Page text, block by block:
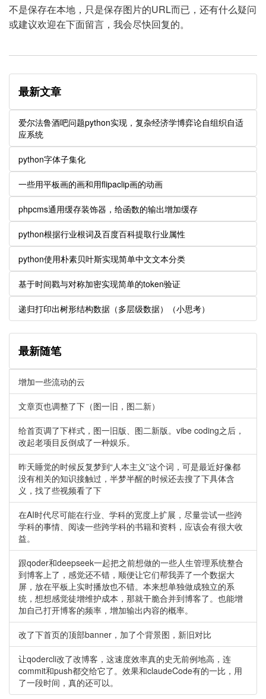
不是保存在本地，只是保存图片的URL而已，还有什么疑问
或建议欢迎在下面留言，我会尽快回复的。
最新文章
爱尔法鲁酒吧问题python实现，复杂经济学博弈论自组织自适
应系统
python字体子集化
一些用平板画的画和用flipaclip画的动画
phpcms通用缓存装饰器，给函数的输出增加缓存
python根据行业根词及百度百科提取行业属性
python使用朴素贝叶斯实现简单中文文本分类
基于时间戳与对称加密实现简单的token验证
递归打印出树形结构数据（多层级数据）（小思考）
最新随笔
增加一些流动的云
文章页也调整了下（图一旧，图二新）
给首页调了下样式，图一旧版、图二新版。vibe coding之后，
改起老项目反倒成了一种娱乐。
昨天睡觉的时候反复梦到“人本主义”这个词，可是最近好像都
没有相关的知识接触过，半梦半醒的时候还去搜了下具体含
义，找了些视频看了下
在AI时代尽可能在行业、学科的宽度上扩展，尽量尝试一些跨
学科的事情、阅读一些跨学科的书籍和资料，应该会有很大收
益。
跟qoder和deepseek一起把之前想做的一些人生管理系统整合
到博客上了，感觉还不错，顺便让它们帮我弄了一个数据大
屏，放在平板上实时播放也不错。本来想单独做成独立的系
统，想想感觉徒增维护成本，那就干脆合并到博客了。也能增
加自己打开博客的频率，增加输出内容的概率。
改了下首页的顶部banner，加了个背景图，新旧对比
让qodercli改了改博客，这速度效率真的史无前例地高，连
commit和push都交给它了。效果和claudeCode有的一比，用
了一段时间，真的还可以。